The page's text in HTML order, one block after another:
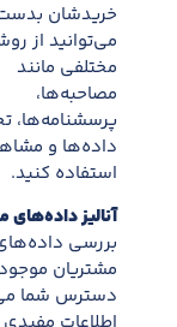
خریدشان
می‌توانید از
مختلفی مانند
مصاحبه‌ها،
پرسشنامه‌ها،
داده‌ها و
استفاده کنید.
آنالیز
بررسی
مشتریان
دسترس شما